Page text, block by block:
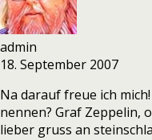
admin
18. September 2007
Na darauf freue ich
nennen? Graf Zeppelin,
lieber gruss an